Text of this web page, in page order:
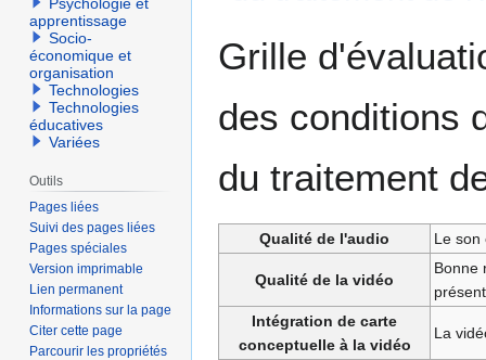
à
navigation
à
recherche
Grille
des conditions
du traitement
Qualité de l'audio Le son
Qualité de la vidéo
Bonne
Intégration de carte
conceptuelle à la vidéo
La
Psychologie et
apprentissage
Socio-
économique et
organisation
Technologies
Technologies
éducatives
Variées
Outils
Pages liées
Suivi des pages liées
Pages spéciales
Version imprimable
Lien permanent
Informations sur la page
Citer cette page
Parcourir les propriétés